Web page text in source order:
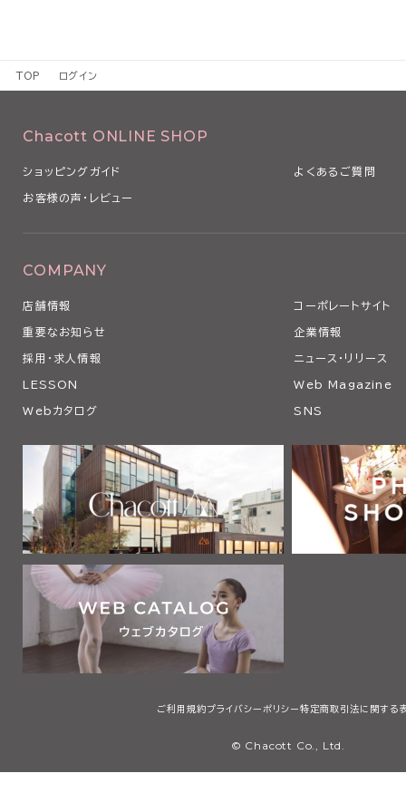
TOP ログイン
Chacott ONLINE SHOP
ショッピングガイド よくあるご質問
お客様の声・レビュー
COMPANY
店舗情報 コーポレートサイト
重要なお知らせ 企業情報
採用・求人情報 ニュース・リリース
LESSON Web Magazine
Webカタログ SNS
ご利用規約プライバシーポリシー 特定商取引法に関する
© Chacott Co., Ltd.